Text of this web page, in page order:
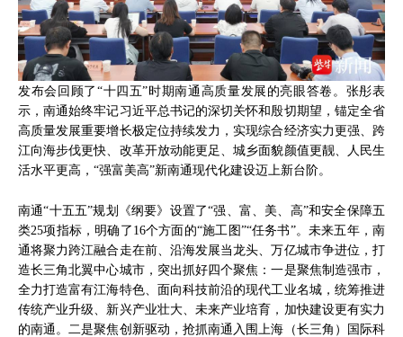
发布会回顾了“十四五”时期南通高质量发展的亮眼答卷。张彤表
示，南通始终牢记习近平总书记的深切关怀和殷切期望，锚定全省
高质量发展重要增长极定位持续发力，实现综合经济实力更强、跨
江向海步伐更快、改革开放动能更足、城乡面貌颜值更靓、人民生
活水平更高，“强富美高”新南通现代化建设迈上新台阶。
南通“十五五”规划《纲要》设置了“强、富、美、高”和安全保障五
类25项指标，明确了16个方面的“施工图”“任务书”。未来五年，南
通将聚力跨江融合走在前、沿海发展当龙头、万亿城市争进位，打
造长三角北翼中心城市，突出抓好四个聚焦：一是聚焦制造强市，
全力打造富有江海特色、面向科技前沿的现代工业名城，统筹推进
传统产业升级、新兴产业壮大、未来产业培育，加快建设更有实力
的南通。二是聚焦创新驱动，抢抓南通入围上海（长三角）国际科